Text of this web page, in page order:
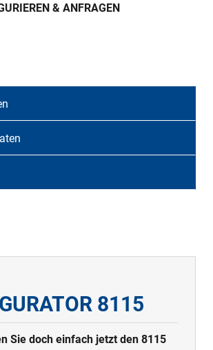
& ANFRAGEN
8115
Sie doch einfach jetzt den 8115